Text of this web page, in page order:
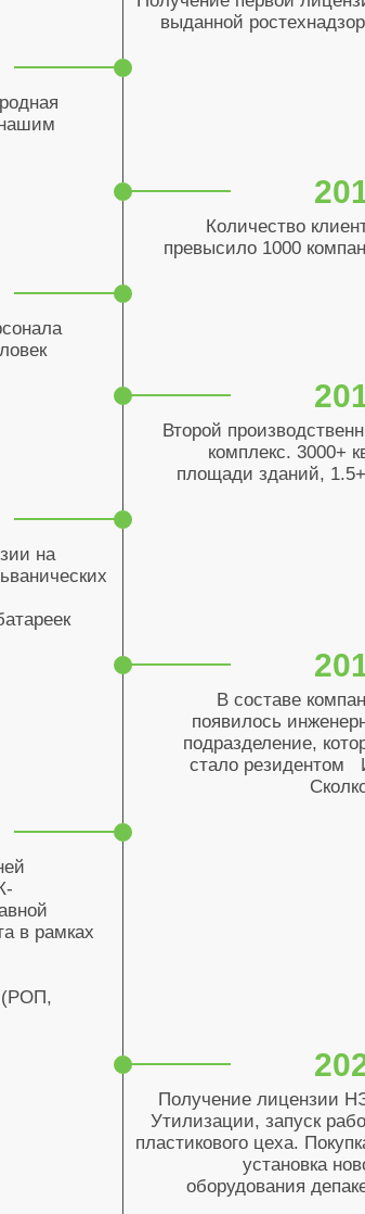
выданной
Количество
превысило 1000
Второй
комплекс. 3000+
площади зданий,
на
В составе
появилось
подразделение,
стало резидентом
в рамках
(РОП,
Получение лицензии
Утилизации, запуск
пластикового цеха.
установка
оборудования